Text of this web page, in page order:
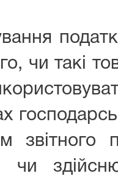
чи такі
звітного
чи